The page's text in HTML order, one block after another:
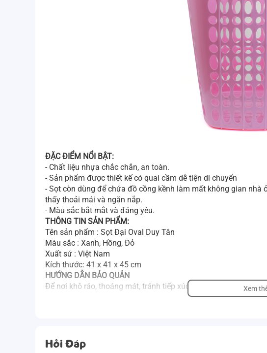
ĐẶC ĐIỂM NỔI BẬT:
- Chất liệu nhựa chắc chắn, an toàn.
- Sản phẩm được thiết kế có quai cầm dễ tiện di chuyển
- Sọt còn dùng để chứa đồ cồng kềnh làm mất không gian
thấy thoải mái và ngăn nắp.
- Màu sắc bắt mắt và đáng yêu.
THÔNG TIN SẢN PHẨM:
Tên sản phẩm : Sọt Đại Oval Duy Tân
Màu sắc : Xanh, Hồng, Đỏ
Xuất sứ : Việt Nam
Kích thước: 41 x 41 x 45 cm
HƯỚNG DẪN BẢO QUẢN
Để nơi khô ráo, thoáng mát, tránh tiếp xúc trực tiếp với hóa chất
Xem
Hỏi Đáp